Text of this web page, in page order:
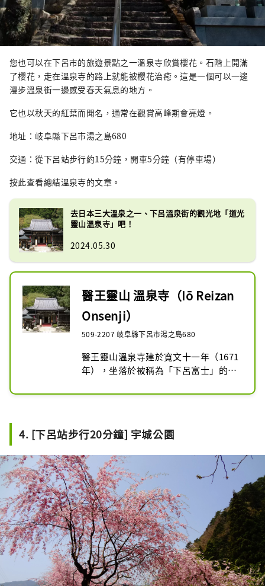
您也可以在下呂市的旅遊景點之一溫泉寺欣賞櫻花。石階上開滿
了櫻花，走在溫泉寺的路上就能被櫻花治癒。這是一個可以一邊
漫步溫泉街一邊感受春天氣息的地方。
它也以秋天的紅葉而聞名，通常在觀賞高峰期會亮燈。
地址：岐阜縣下呂市湯之島680
交通：從下呂站步行約15分鐘，開車5分鐘（有停車場）
按此查看總結溫泉寺的文章。
去日本三大溫泉之一、下呂溫泉街的觀光地「道光
靈山溫泉寺」吧！
2024.05.30
醫王靈山 溫泉寺（Iō Reizan
Onsenji）
509-2207 岐阜縣下呂市湯之島680
醫王靈山溫泉寺建於寬文十一年（1671
年），坐落於被稱為「下呂富士」的中
本尊為下呂溫泉白鷺傳說中出現的白鷺
文》，以及江戶時代遊行僧圓空所雕刻
的佛像「圓空佛」。
山門下的墓地中，有岐阜縣指定史蹟
「飛驒屋久兵衛之墓」。
4. [下呂站步行20分鐘] 宇城公園